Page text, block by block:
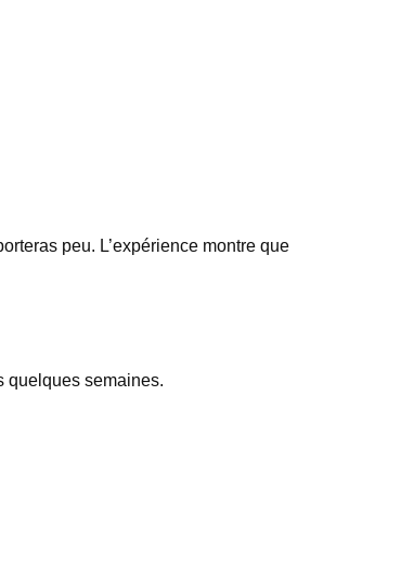
peu. L’expérience montre que
quelques semaines.